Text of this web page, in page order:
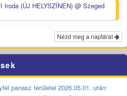
Iroda (ÚJ HELYSZÍNEN) @ Szeged
Nézd meg a naptárat
panasz területei 2026.05.01. után: